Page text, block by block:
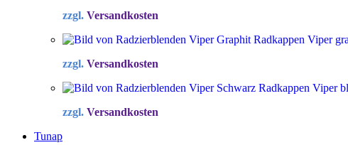
zzgl. Versandkosten
Radkappen Viper
zzgl. Versandkosten
Radkappen Viper
zzgl. Versandkosten
Tunap